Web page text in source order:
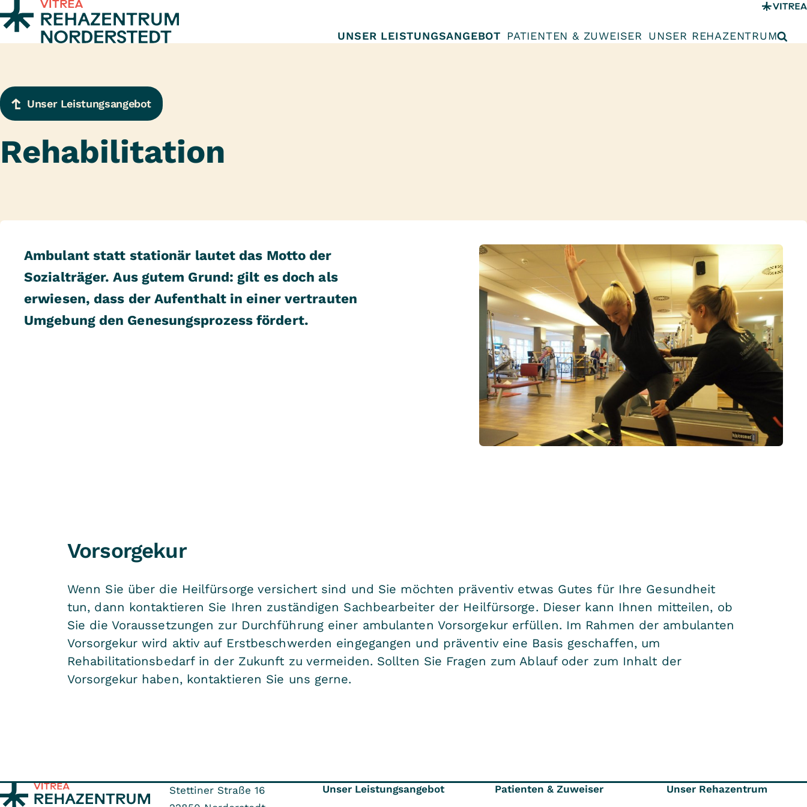
Zum Inhalt springen
UNSER LEISTUNGSANGEBOT PATIENTEN & ZUWEISER UNSER REHAZENTRUM
Unser Leistungsangebot
Rehabilitation
Ambulant statt stationär lautet das Motto der
Sozialträger. Aus gutem Grund: gilt es doch als
erwiesen, dass der Aufenthalt in einer vertrauten
Umgebung den Genesungsprozess fördert.
Vorsorgekur
Wenn Sie über die Heilfürsorge versichert sind und Sie möchten präventiv etwas Gutes für Ihre Gesundheit
tun, dann kontaktieren Sie Ihren zuständigen Sachbearbeiter der Heilfürsorge. Dieser kann Ihnen mitteilen, ob
Sie die Voraussetzungen zur Durchführung einer ambulanten Vorsorgekur erfüllen. Im Rahmen der ambulanten
Vorsorgekur wird aktiv auf Erstbeschwerden eingegangen und präventiv eine Basis geschaffen, um
Rehabilitationsbedarf in der Zukunft zu vermeiden. Sollten Sie Fragen zum Ablauf oder zum Inhalt der
Vorsorgekur haben, kontaktieren Sie uns gerne.
Stettiner Straße 16
Unser Leistungsangebot Patienten & Zuweiser Unser Rehazentrum